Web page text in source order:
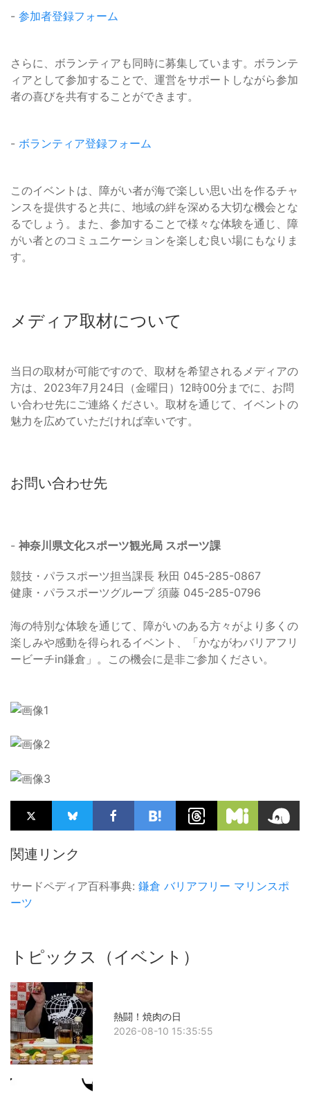
- 参加者登録フォーム
さらに、ボランティアも同時に募集しています。ボランテ
ィアとして参加することで、運営をサポートしながら参加
者の喜びを共有することができます。
- ボランティア登録フォーム
このイベントは、障がい者が海で楽しい思い出を作るチャ
ンスを提供すると共に、地域の絆を深める大切な機会とな
るでしょう。また、参加することで様々な体験を通じ、障
がい者とのコミュニケーションを楽しむ良い場にもなりま
す。
メディア取材について
当日の取材が可能ですので、取材を希望されるメディアの
方は、2023年7月24日（金曜日）12時00分までに、お問
い合わせ先にご連絡ください。取材を通じて、イベントの
魅力を広めていただければ幸いです。
お問い合わせ先
- 神奈川県文化スポーツ観光局 スポーツ課
競技・パラスポーツ担当課長 秋田 045-285-0867
健康・パラスポーツグループ 須藤 045-285-0796
海の特別な体験を通じて、障がいのある方々がより多くの
楽しみや感動を得られるイベント、「かながわバリアフリ
ービーチin鎌倉」。この機会に是非ご参加ください。
関連リンク
サードペディア百科事典: 鎌倉 バリアフリー マリンスポ
ーツ
トピックス（イベント）
熱闘！焼肉の日
2026-08-10 15:35:55